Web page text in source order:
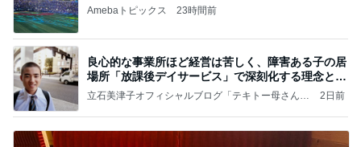
Amebaトピックス 23時間前
良心的な事業所ほど経営は苦しく、障害ある子の居
場所「放課後デイサービス」で深刻化する理念と現
実の
立石美津子オフィシャルブログ「テキトー母さんの
2日前